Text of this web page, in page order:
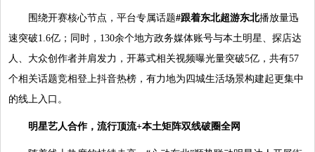
围绕开赛核心节点，平台专属话题#跟着东北超游东北播放量迅
速突破1.6亿；同时，130余个地方政务媒体账号与本土明星、探店达
人、大众创作者并肩发力，开幕式相关视频曝光量突破5亿，共有57
个相关话题竞相登上抖音热榜，有力地为四城生活场景构建起更集中
的线上入口。
明星艺人合作，流行顶流+本土矩阵双线破圈全网